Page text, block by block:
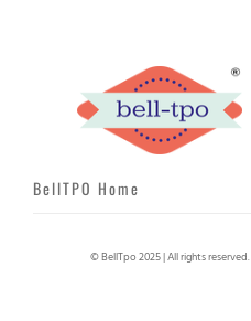
BellTPO Home
© BellTpo 2025 | All rights reserved.